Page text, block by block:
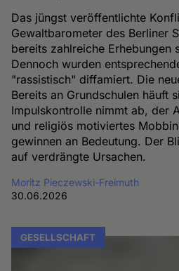
Das jüngst veröffentlichte
Gewaltbarometer des Berliner
bereits zahlreiche Erhebungen
Dennoch wurden
"rassistisch" diffamiert. Die
Bereits an Grundschulen häuft
Impulskontrolle nimmt ab, der
und religiös motiviertes
gewinnen an Bedeutung. Der
auf verdrängte Ursachen.
Moritz Pieczewski-Freimuth
30.06.2026
GESELLSCHAFT